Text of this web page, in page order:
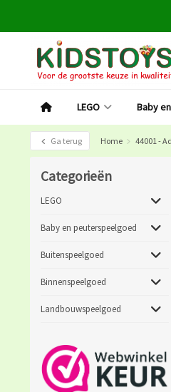
LEGO Baby
Ga terug Home 44001 -
Categorieën
LEGO
Baby en peuterspeelgoed
Buitenspeelgoed
Binnenspeelgoed
Landbouwspeelgoed